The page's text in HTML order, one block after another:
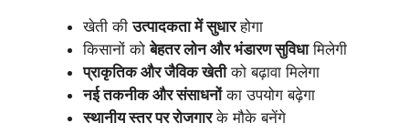
खेती कीउत्पादकता में सुधारहोगा
किसानों कोबेहतर लोन और भंडारण सुविधामिलेगी
प्राकृतिक और जैविक खेतीको बढ़ावा मिलेगा
नई तकनीक और संसाधनोंका उपयोग बढ़ेगा
स्थानीय स्तर पर रोजगारके मौके बनेंगे